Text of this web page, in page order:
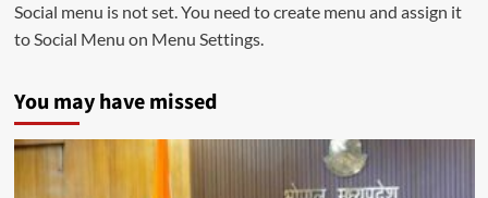
Social menu is not set. You need to create menu and assign it
to Social Menu on Menu Settings.
You may have missed